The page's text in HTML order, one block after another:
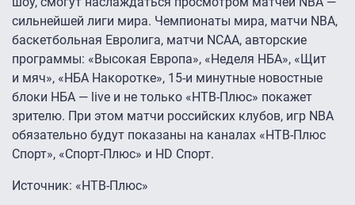
сильнейшей лиги мира. Чемпионаты мира, матчи NBA,
баскетбольная Евролига, матчи NCAA, авторские
программы: «Высокая Европа», «Неделя НБА», «Щит
и мяч», «НБА Накоротке», 15-и минутные новостные
блоки НБА — live и не только «НТВ-Плюс» покажет
зрителю. При этом матчи российских клубов, игр NBA
обязательно будут показаны на каналах «НТВ-Плюс
Спорт», «Спорт-Плюс» и HD Спорт.
Источник: «НТВ-Плюс»